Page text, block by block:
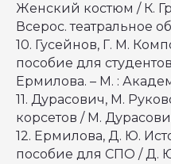
Женский костюм / К.
Всерос. театральное
10. Гусейнов, Г. М.
пособие для
Ермилова. – М. :
11. Дурасович, М.
корсетов / М.
12. Ермилова, Д. Ю.
пособие для СПО / Д.